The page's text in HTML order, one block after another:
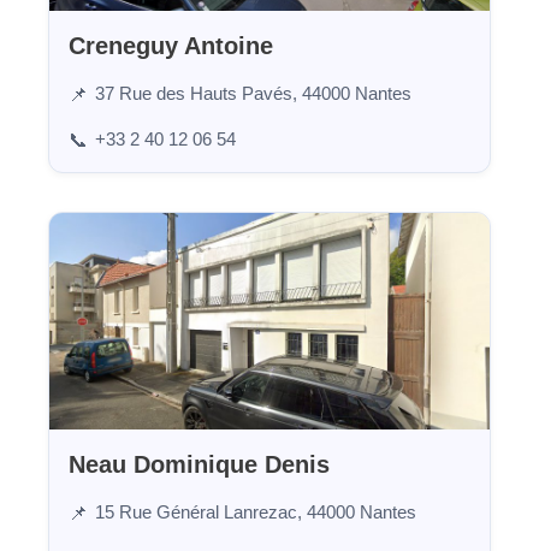
Creneguy Antoine
📌 37 Rue des Hauts Pavés, 44000 Nantes
📞 +33 2 40 12 06 54
Neau Dominique Denis
📌 15 Rue Général Lanrezac, 44000 Nantes